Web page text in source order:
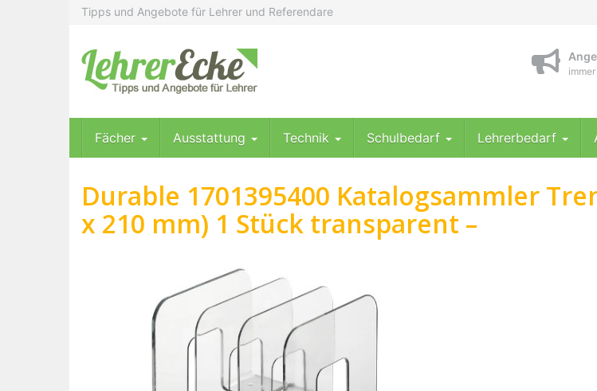
Tipps und Angebote für Lehrer und Referendare
Fächer Ausstattung Technik Schulbedarf Lehrerbedarf
Durable 1701395400 Katalogsammler
x 210 mm) 1 Stück transparent –